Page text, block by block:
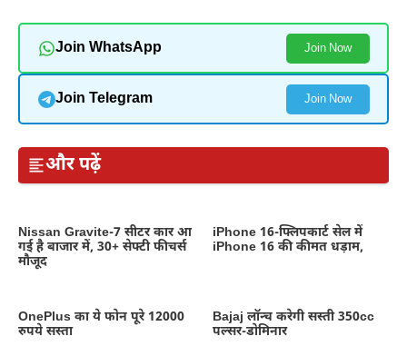
Join WhatsApp Join Now
Join Telegram Join Now
और पढ़ें
Nissan Gravite-7 सीटर कार आ
गई है बाजार में, 30+ सेफ्टी फीचर्स
मौजूद
iPhone 16-फ्लिपकार्ट सेल में
iPhone 16 की कीमत धड़ाम,
OnePlus का ये फोन पूरे 12000
रुपये सस्ता
Bajaj लॉन्च करेगी सस्ती 350cc
पल्सर-डोमिनार